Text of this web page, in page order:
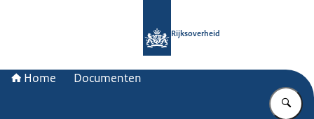
Rijksoverheid
Home Documenten